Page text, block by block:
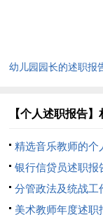
幼儿园园长的述职报
【个人述职报告】
精选音乐教师的个
4篇[此文共3836字]
银行信贷员述职报
[此文共9213字]
分管政法及统战工
廉述职报告[此文共
美术教师年度述职